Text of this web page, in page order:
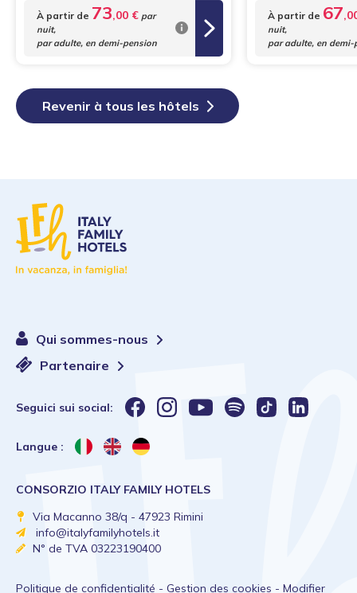
À partir de 73,00 € par
nuit,
par adulte, en demi-pension
À partir de 67
nuit,
par adulte, en demi-
Revenir à tous les hôtels
Qui sommes-nous
Partenaire
Seguici sui social:
Langue :
CONSORZIO ITALY FAMILY HOTELS
Via Macanno 38/q - 47923 Rimini
info@italyfamilyhotels.it
N° de TVA 03223190400
Politique de confidentialité - Gestion des cookies - Modifier